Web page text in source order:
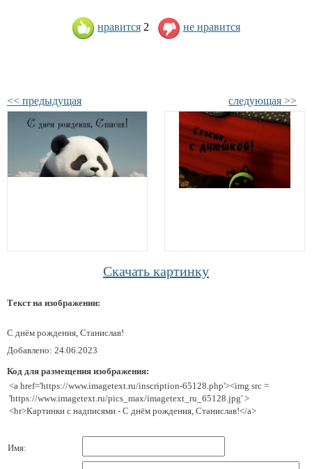
нравится 2 не нравится
<< предыдущая следующая >>
Скачать картинку
Текст на изображении:
С днём рождения, Станислав!
Добавлено: 24.06.2023
Код для размещения изображения:
<a href='https://www.imagetext.ru/inscription-65128.php'><img src =
'https://www.imagetext.ru/pics_max/imagetext_ru_65128.jpg' >
<br>Картинки с надписями - С днём рождения, Станислав!</a>
Имя: